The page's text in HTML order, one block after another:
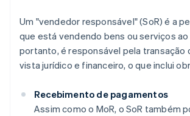
Um "vendedor responsável" (SoR) é a
que está vendendo bens ou serviços
portanto, é responsável pela transação
vista jurídico e financeiro, o que inclui
Recebimento de pagamentos
Assim como o MoR, o SoR também